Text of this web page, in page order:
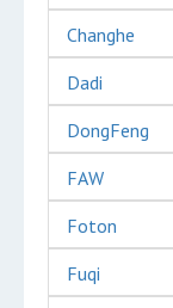
Changhe
Dadi
DongFeng
FAW
Foton
Fuqi